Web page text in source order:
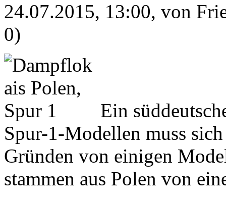
24.07.2015, 13:00, von
0)
Ein
Spur-1-Modellen muss
Gründen von einigen
stammen aus Polen von